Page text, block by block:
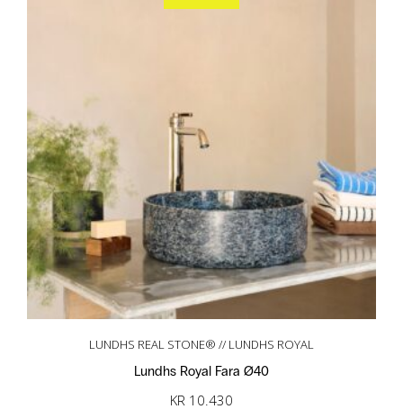
LUNDHS REAL STONE® // LUNDHS ROYAL
Lundhs Royal Fara Ø40
KR10.430